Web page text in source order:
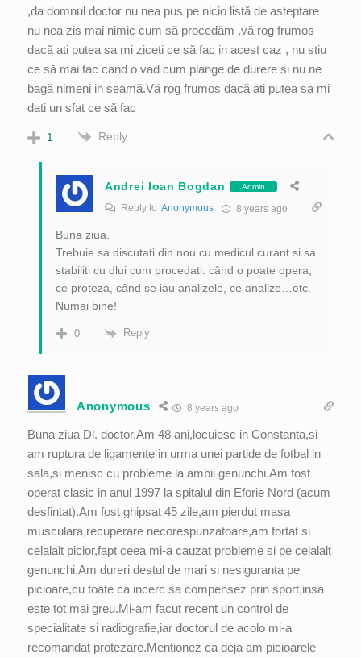
,da domnul doctor nu nea pus pe nicio listă de asteptare
nu nea zis mai nimic cum să procedăm ,vă rog frumos
dacă ati putea sa mi ziceti ce să fac in acest caz , nu stiu
ce să mai fac cand o vad cum plange de durere si nu ne
bagă nimeni in seamă.Vă rog frumos dacă ati putea sa mi
dati un sfat ce să fac
1 Reply
Andrei Ioan Bogdan Admin
Reply to Anonymous 8 years ago
Buna ziua.
Trebuie sa discutati din nou cu medicul curant si sa
stabiliti cu dlui cum procedati: când o poate opera,
ce proteza, când se iau analizele, ce analize…etc.
Numai bine!
0 Reply
Anonymous 8 years ago
Buna ziua Dl. doctor.Am 48 ani,locuiesc in Constanta,si
am ruptura de ligamente in urma unei partide de fotbal in
sala,si menisc cu probleme la ambii genunchi.Am fost
operat clasic in anul 1997 la spitalul din Eforie Nord (acum
desfintat).Am fost ghipsat 45 zile,am pierdut masa
musculara,recuperare necorespunzatoare,am fortat si
celalalt picior,fapt ceea mi-a cauzat probleme si pe celalalt
genunchi.Am dureri destul de mari si nesiguranta pe
picioare,cu toate ca incerc sa compensez prin sport,insa
este tot mai greu.Mi-am facut recent un control de
specialitate si radiografie,iar doctorul de acolo mi-a
recomandat protezare.Mentionez ca deja am picioarele